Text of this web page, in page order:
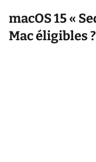
macOS 15 «
Mac éligibles ?